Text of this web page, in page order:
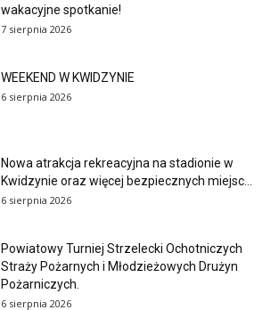
wakacyjne spotkanie!
7 sierpnia 2026
WEEKEND W KWIDZYNIE
6 sierpnia 2026
Nowa atrakcja rekreacyjna na stadionie w
Kwidzynie oraz więcej bezpiecznych miejsc...
6 sierpnia 2026
Powiatowy Turniej Strzelecki Ochotniczych
Straży Pożarnych i Młodzieżowych Drużyn
Pożarniczych.
6 sierpnia 2026